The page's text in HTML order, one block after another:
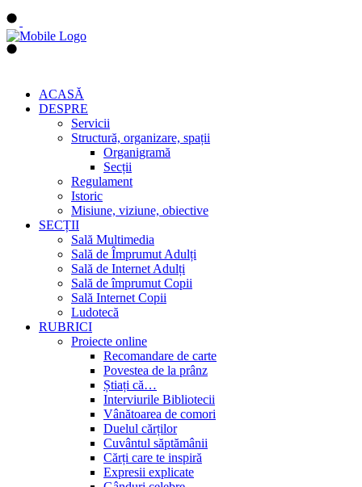
ACASĂ
DESPRE
Servicii
Structură, organizare, spații
Organigramă
Secții
Regulament
Istoric
Misiune, viziune, obiective
SECȚII
Sală Multimedia
Sală de Împrumut Adulți
Sală de Internet Adulți
Sală de împrumut Copii
Sală Internet Copii
Ludotecă
RUBRICI
Proiecte online
Recomandare de carte
Povestea de la prânz
Știați că…
Interviurile Bibliotecii
Vânătoarea de comori
Duelul cărților
Cuvântul săptămânii
Cărți care te inspiră
Expresii explicate